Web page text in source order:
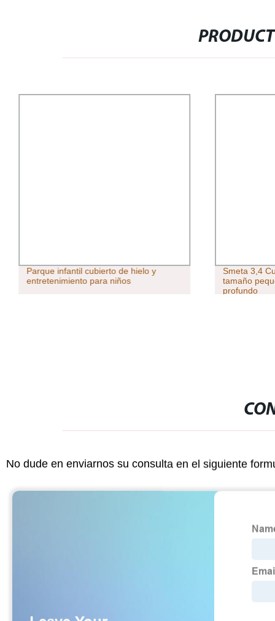
Parque infantil cubierto de hielo y
entretenimiento para niños
Smeta 3,4
tamaño
profundo
No dude en enviarnos su consulta en el siguiente